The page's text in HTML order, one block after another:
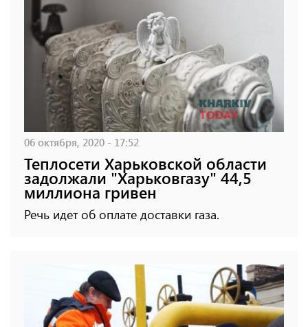
06 октября, 2020 - 17:52
Теплосети Харьковской области
задолжали "Харьковгазу" 44,5
миллиона гривен
Речь идет об оплате доставки газа.